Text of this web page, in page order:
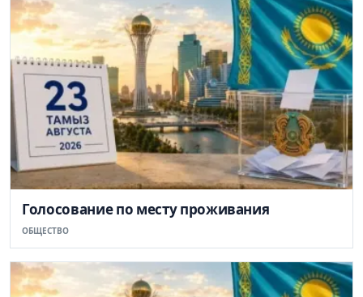
Голосование по месту проживания
ОБЩЕСТВО